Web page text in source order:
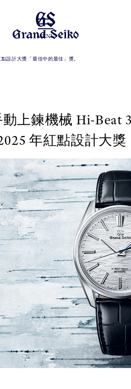
MENU
設計大獎「最佳中的最佳」獎。
上鍊機械 Hi-Beat
年紅點設計大獎